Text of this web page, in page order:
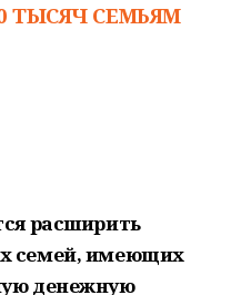
ТЫСЯЧ СЕМЬЯМ
расширить
семей, имеющих
денежную